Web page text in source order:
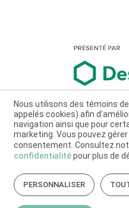
Nous utilisons des témoins
appelés cookies) afin
navigation ainsi que pour
marketing. Vous pouvez
consentement. Consultez
confidentialitépour plus de
PERSONNALISER